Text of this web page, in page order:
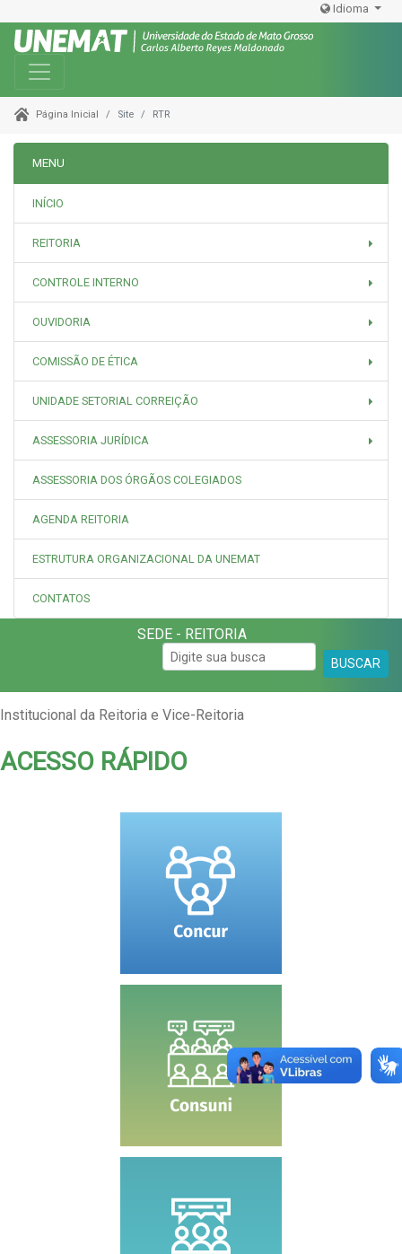
Idioma
Toggle navigation
Página Inicial Site RTR
MENU
INÍCIO
REITORIA
CONTROLE INTERNO
OUVIDORIA
COMISSÃO DE ÉTICA
UNIDADE SETORIAL CORREIÇÃO
ASSESSORIA JURÍDICA
ASSESSORIA DOS ÓRGÃOS COLEGIADOS
AGENDA REITORIA
ESTRUTURA ORGANIZACIONAL DA UNEMAT
CONTATOS
SEDE - REITORIA
BUSCAR
Institucional da Reitoria e Vice-Reitoria
ACESSO RÁPIDO